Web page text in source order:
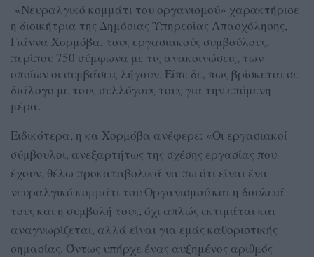
«Νευραλγικό κομμάτι του οργανισμού» χαρακτήρισε
η διοικήτρια της Δημόσιας Υπηρεσίας Απασχόλησης,
Γιάννα Χορμόβα, τους εργασιακούς συμβούλους,
περίπου 750 σύμφωνα με τις ανακοινώσεις, των
οποίων οι συμβάσεις λήγουν. Είπε δε, πως βρίσκεται σε
διάλογο με τους συλλόγους τους για την επόμενη
μέρα.
Ειδικότερα, η κα Χορμόβα ανέφερε: «Οι εργασιακοί
σύμβουλοι, ανεξαρτήτως της σχέσης εργασίας που
έχουν, θέλω προκαταβολικά να πω ότι είναι ένα
νευραλγικό κομμάτι του Οργανισμού και η δουλειά
τους και η συμβολή τους, όχι απλώς εκτιμάται και
αναγνωρίζεται, αλλά είναι για εμάς καθοριστικής
σημασίας. Όντως υπήρχε ένας αυξημένος αριθμός